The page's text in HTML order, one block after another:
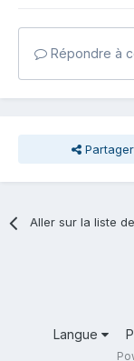
Répondre à
Partager
Aller sur la liste
Langue